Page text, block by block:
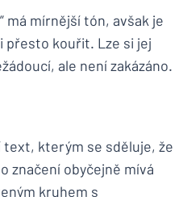
má mírnější tón, avšak je
přesto kouřit. Lze si jej
ale není zakázáno.
text, kterým se sděluje, že
značení obyčejně mívá
kruhem s